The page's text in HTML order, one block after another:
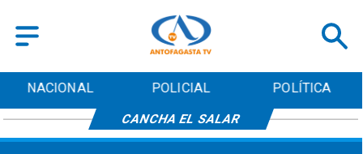
NACIONAL POLICIAL POLÍTICA
CANCHA EL SALAR